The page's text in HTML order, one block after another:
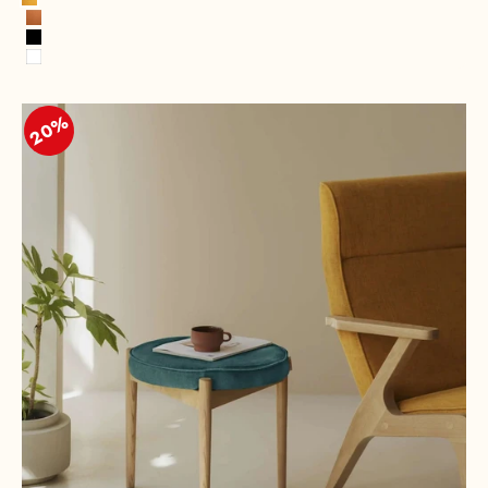
Or
cuivre
Noir
Blanc
20%